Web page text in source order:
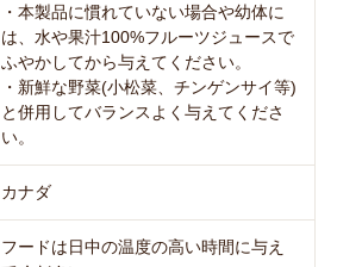
・本製品に慣れていない場合や幼体に
は、水や果汁100%フルーツジュースで
ふやかしてから与えてください。
・新鮮な野菜(小松菜、チンゲンサイ等)
と併用してバランスよく与えてくださ
い。
カナダ
フードは日中の温度の高い時間に与え